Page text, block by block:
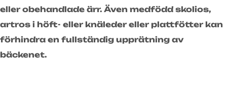
eller obehandlade ärr. Även medfödd skolios,
artros i höft- eller knäleder eller plattfötter kan
förhindra en fullständig upprätning av
bäckenet.